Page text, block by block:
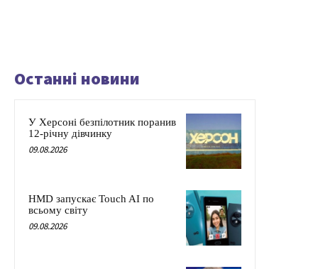
Останні новини
У Херсоні безпілотник поранив
12-річну дівчинку
09.08.2026
HMD запускає Touch AI по
всьому світу
09.08.2026